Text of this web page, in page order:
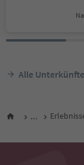
Alle
...